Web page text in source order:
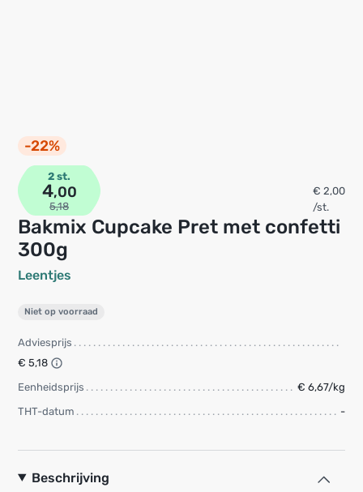
-22%
Bakmix Cupcake Pret met confetti
300g
Leentjes
2 st.
4,00
5,18
€ 2,00
/st.
Niet op voorraad
Adviesprijs
€ 5,18
Eenheidsprijs
€ 6,67/kg
THT-datum
-
Beschrijving